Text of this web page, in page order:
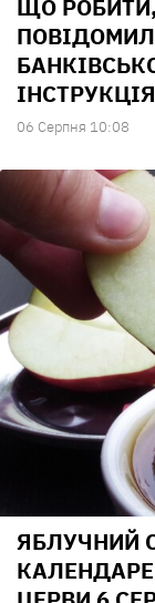
ЩО
ІНСТРУКЦІЯ
06 Серпня 10:08
ЯБЛУЧНИЙ